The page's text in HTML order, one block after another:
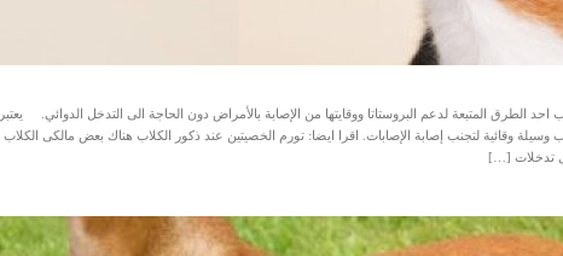
احد الطرق المتبعة لدعم البروستاتا ووقايتها من الإصابة بالأمراض دون الحاجة الى التدخل الدوائي. يعتبر
وسيلة وقائية لتجنب إصابة الإصابات. اقرا ايضا: تورم الخصيتين عند ذكور الكلاب هناك بعض مالكى الكلاب
تدخلات […]